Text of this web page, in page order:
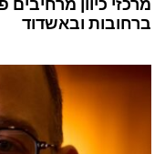
ברחובות ובאשדוד